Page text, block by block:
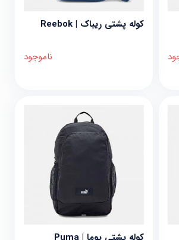
کوله پشتی ریباک | Reebok
ناموجود